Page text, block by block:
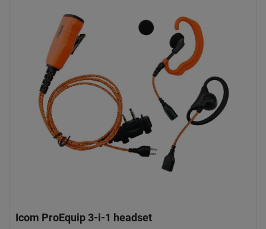
Icom ProEquip 3-i-1 headset